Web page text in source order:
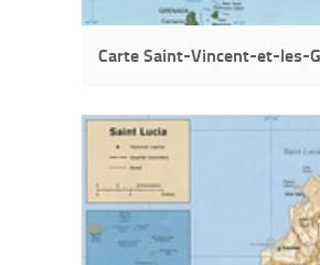
Carte Saint-Vincent-et-les-